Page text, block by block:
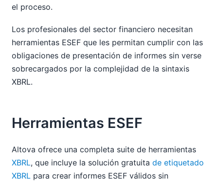
el proceso.
Los profesionales del sector financiero necesitan
herramientas ESEF que les permitan cumplir con las
obligaciones de presentación de informes sin verse
sobrecargados por la complejidad de la sintaxis
XBRL.
Herramientas ESEF
Altova ofrece una completa suite de herramientas
XBRL, que incluye la solución gratuita de etiquetado
XBRL para crear informes ESEF válidos sin